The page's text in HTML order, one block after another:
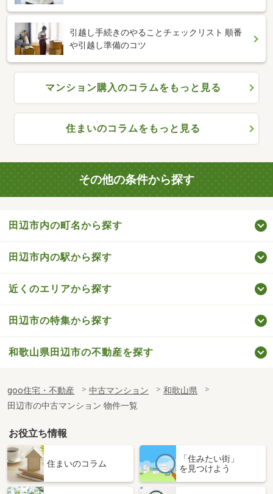
引越し手続きのやることチェックリスト 順番
や引越し準備のコツ
マンション購入のコラムをもっと見る
住まいのコラムをもっと見る
その他の条件から探す
田辺市内の町名から探す
田辺市内の駅から探す
近くのエリアから探す
田辺市の特集から探す
和歌山県田辺市の不動産を探す
goo住宅・不動産 中古マンション
和歌山県
田辺市の中古マンション 物件一覧
お役立ち情報
住まいのコラム
「住みたい街」
を見つけよう